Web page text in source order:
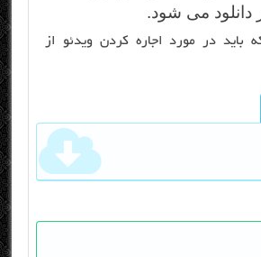
دانلود می شود.
باید در مورد اجاره کردن ویدئو از